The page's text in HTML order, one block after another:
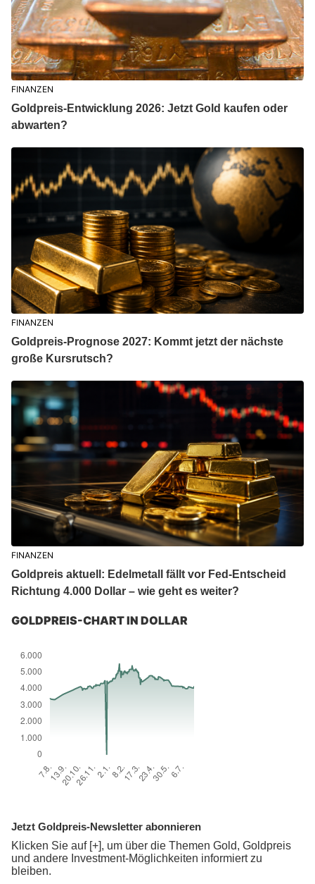
FINANZEN
Goldpreis-Entwicklung 2026: Jetzt Gold kaufen oder
abwarten?
FINANZEN
Goldpreis-Prognose 2027: Kommt jetzt der nächste
große Kursrutsch?
FINANZEN
Goldpreis aktuell: Edelmetall fällt vor Fed-Entscheid
Richtung 4.000 Dollar – wie geht es weiter?
GOLDPREIS-CHART IN DOLLAR
Jetzt Goldpreis-Newsletter abonnieren
Klicken Sie auf [+], um über die Themen Gold, Goldpreis
und andere Investment-Möglichkeiten informiert zu
bleiben.